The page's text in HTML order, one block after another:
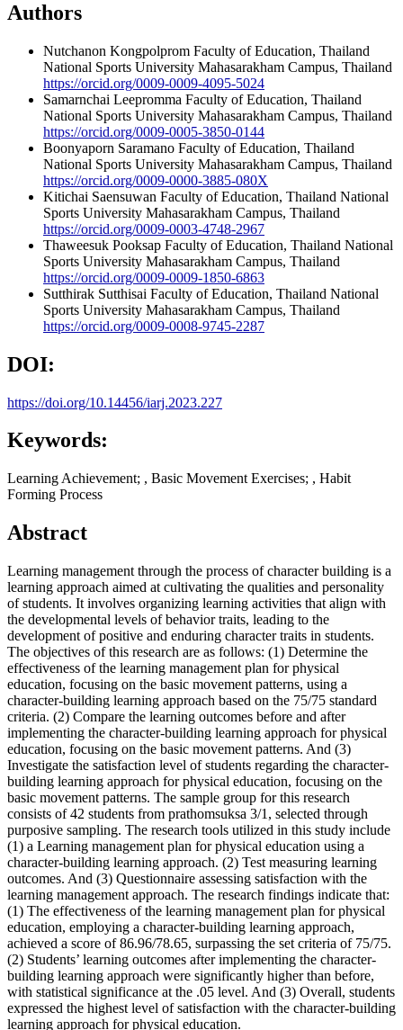
Authors
Nutchanon Kongpolprom Faculty of Education, Thailand
National Sports University Mahasarakham Campus, Thailand
https://orcid.org/0009-0009-4095-5024
Samarnchai Leepromma Faculty of Education, Thailand
National Sports University Mahasarakham Campus, Thailand
https://orcid.org/0009-0005-3850-0144
Boonyaporn Saramano Faculty of Education, Thailand
National Sports University Mahasarakham Campus, Thailand
https://orcid.org/0009-0000-3885-080X
Kitichai Saensuwan Faculty of Education, Thailand National
Sports University Mahasarakham Campus, Thailand
https://orcid.org/0009-0003-4748-2967
Thaweesuk Pooksap Faculty of Education, Thailand National
Sports University Mahasarakham Campus, Thailand
https://orcid.org/0009-0009-1850-6863
Sutthirak Sutthisai Faculty of Education, Thailand National
Sports University Mahasarakham Campus, Thailand
https://orcid.org/0009-0008-9745-2287
DOI:
https://doi.org/10.14456/iarj.2023.227
Keywords:
Learning Achievement; , Basic Movement Exercises; , Habit
Forming Process
Abstract
Learning management through the process of character building is a
learning approach aimed at cultivating the qualities and personality
of students. It involves organizing learning activities that align with
the developmental levels of behavior traits, leading to the
development of positive and enduring character traits in students.
The objectives of this research are as follows: (1) Determine the
effectiveness of the learning management plan for physical
education, focusing on the basic movement patterns, using a
character-building learning approach based on the 75/75 standard
criteria. (2) Compare the learning outcomes before and after
implementing the character-building learning approach for physical
education, focusing on the basic movement patterns. And (3)
Investigate the satisfaction level of students regarding the character-
building learning approach for physical education, focusing on the
basic movement patterns. The sample group for this research
consists of 42 students from prathomsuksa 3/1, selected through
purposive sampling. The research tools utilized in this study include
(1) a Learning management plan for physical education using a
character-building learning approach. (2) Test measuring learning
outcomes. And (3) Questionnaire assessing satisfaction with the
learning management approach. The research findings indicate that:
(1) The effectiveness of the learning management plan for physical
education, employing a character-building learning approach,
achieved a score of 86.96/78.65, surpassing the set criteria of 75/75.
(2) Students’ learning outcomes after implementing the character-
building learning approach were significantly higher than before,
with statistical significance at the .05 level. And (3) Overall, students
expressed the highest level of satisfaction with the character-building
learning approach for physical education.